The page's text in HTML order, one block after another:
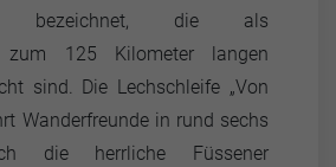
bezeichnet, die als
zum 125 Kilometer langen
sind. Die Lechschleife „Von
Wanderfreunde in rund sechs
die herrliche Füssener